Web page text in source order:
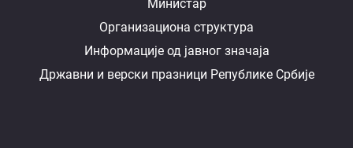
министарству
Министар
Организациона структура
Информације од јавног значаја
Државни и верски празници Републике Србије